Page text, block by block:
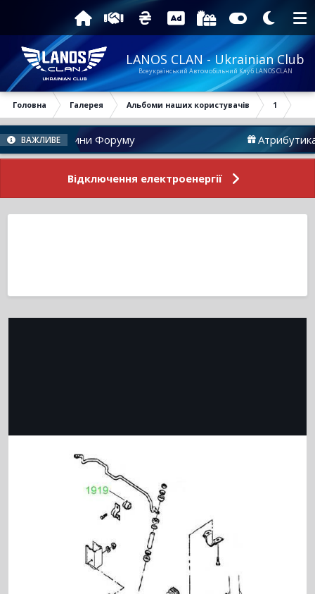
LANOS CLAN - Ukrainian Club
Всеукраїнський Автомобільний Клуб LANOS CLAN
Головна Галерея Альбоми наших користувачів 1
ВАЖЛИВЕ
Новини Форуму Атрибутика
Відключення електроенергії